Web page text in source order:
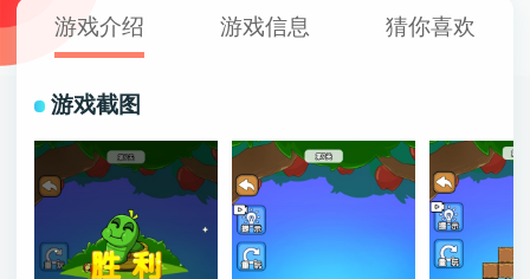
游戏介绍 游戏信息 猜你喜欢
游戏截图